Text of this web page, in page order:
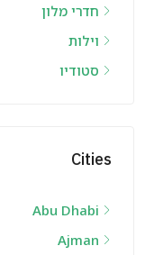
חדרי מלון
וילות
סטודיו
Cities
Abu Dhabi
Ajman